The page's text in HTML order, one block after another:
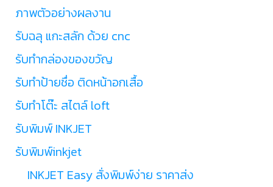
ภาพตัวอย่างผลงาน
รับฉลุ แกะสลัก ด้วย cnc
รับทำกล่องของขวัญ
รับทำป้ายชื่อ ติดหน้าอกเสื้อ
รับทำโต๊ะ สไตล์ loft
รับพิมพ์ INKJET
รับพิมพ์inkjet
INKJET Easy สั่งพิมพ์ง่าย ราคาส่ง